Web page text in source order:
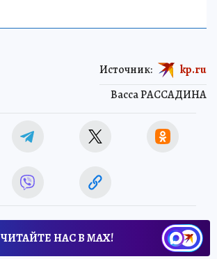
Васса РАССАДИНА
Источник: kp.ru
ЧИТАЙТЕ НАС В МАХ!